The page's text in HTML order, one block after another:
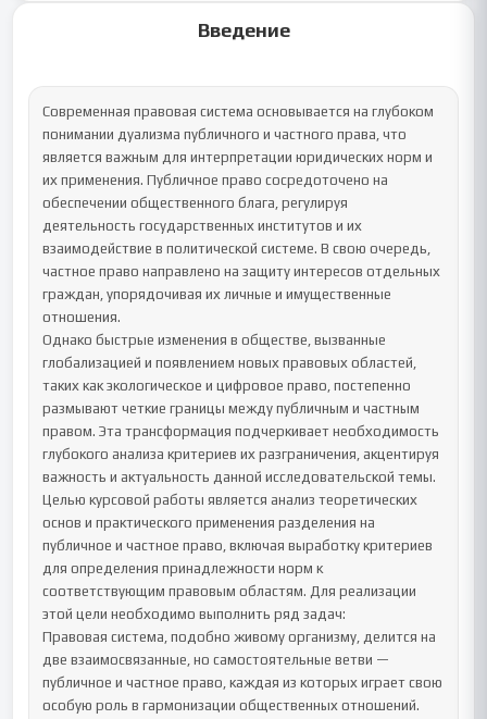
Введение
Современная правовая система основывается на глубоком
понимании дуализма публичного и частного права, что
является важным для интерпретации юридических норм и
их применения. Публичное право сосредоточено на
обеспечении общественного блага, регулируя
деятельность государственных институтов и их
взаимодействие в политической системе. В свою очередь,
частное право направлено на защиту интересов отдельных
граждан, упорядочивая их личные и имущественные
отношения.
Однако быстрые изменения в обществе, вызванные
глобализацией и появлением новых правовых областей,
таких как экологическое и цифровое право, постепенно
размывают четкие границы между публичным и частным
правом. Эта трансформация подчеркивает необходимость
глубокого анализа критериев их разграничения, акцентируя
важность и актуальность данной исследовательской темы.
Целью курсовой работы является анализ теоретических
основ и практического применения разделения на
публичное и частное право, включая выработку критериев
для определения принадлежности норм к
соответствующим правовым областям. Для реализации
этой цели необходимо выполнить ряд задач:
Правовая система, подобно живому организму, делится на
две взаимосвязанные, но самостоятельные ветви —
публичное и частное право, каждая из которых играет свою
особую роль в гармонизации общественных отношений.